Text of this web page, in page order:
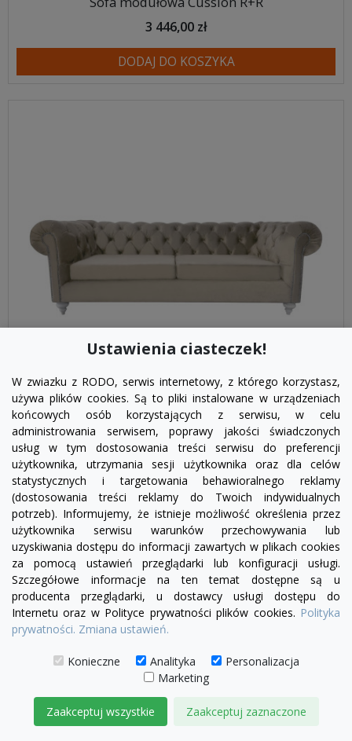
3 446,00 zł
DODAJ DO KOSZYKA
visibility
żółtyzielonyczerwony
czekoladowy
miętowy
błękitny
turkusowy
+26
Sofa Chesterfield Swan 3 os.
4 740,00 zł
DODAJ DO KOSZYKA
Ustawienia ciasteczek!
W zwiazku z RODO, serwis internetowy, z którego korzystasz,
używa plików cookies. Są to pliki instalowane w urządzeniach
końcowych osób korzystających z serwisu, w celu
administrowania serwisem, poprawy jakości świadczonych
usług w tym dostosowania treści serwisu do preferencji
użytkownika, utrzymania sesji użytkownika oraz dla celów
statystycznych i targetowania behawioralnego reklamy
(dostosowania treści reklamy do Twoich indywidualnych
potrzeb). Informujemy, że istnieje możliwość określenia przez
użytkownika serwisu warunków przechowywania lub
uzyskiwania dostępu do informacji zawartych w plikach cookies
za pomocą ustawień przeglądarki lub konfiguracji usługi.
Szczegółowe informacje na ten temat dostępne są u
producenta przeglądarki, u dostawcy usługi dostępu do
Internetu oraz w Polityce prywatności plików cookies. Polityka
prywatności. Zmiana ustawień.
Konieczne Analityka
Personalizacja
Marketing
Zaakceptuj wszystkie Zaakceptuj zaznaczone